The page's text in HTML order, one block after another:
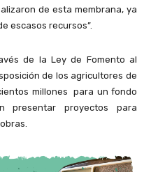
de esta membrana, ya
escasos recursos”.
de la Ley de Fomento al
de los agricultores de
millones para un fondo
presentar proyectos para